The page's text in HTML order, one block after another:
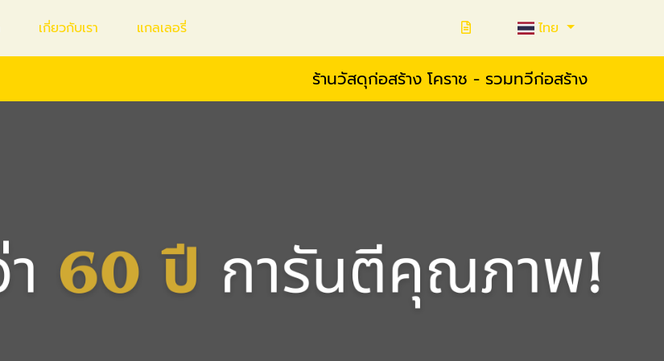
เกี่ยวกับเรา แกลเลอรี่ ไทย
ร้านวัสดุก่อสร้าง โคราช - รวมทวีก่อสร้าง